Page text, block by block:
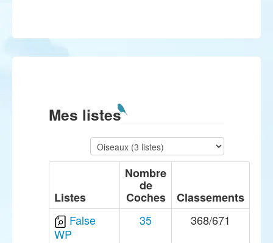
Mes listes
Listes
Nombre
de
Coches
Classements
False
WP
35 368/671